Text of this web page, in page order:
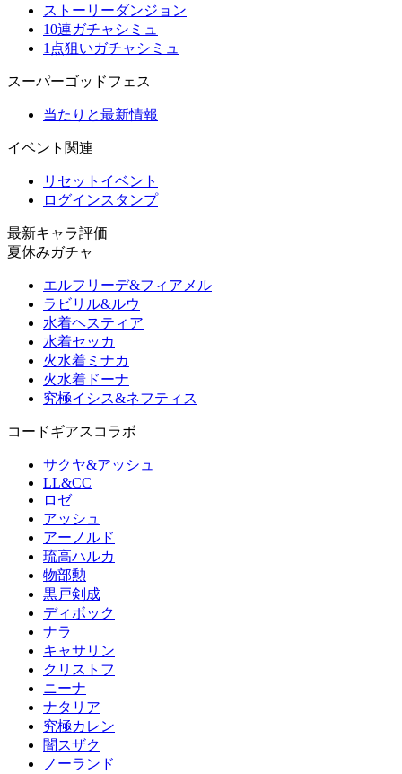
ストーリーダンジョン
10連ガチャシミュ
1点狙いガチャシミュ
スーパーゴッドフェス
当たりと最新情報
イベント関連
リセットイベント
ログインスタンプ
最新キャラ評価
夏休みガチャ
エルフリーデ&フィアメル
ラビリル&ルウ
水着ヘスティア
水着セッカ
火水着ミナカ
火水着ドーナ
究極イシス&ネフティス
コードギアスコラボ
サクヤ&アッシュ
LL&CC
ロゼ
アッシュ
アーノルド
琉高ハルカ
物部勲
黒戸剣成
ディボック
ナラ
キャサリン
クリストフ
ニーナ
ナタリア
究極カレン
闇スザク
ノーランド